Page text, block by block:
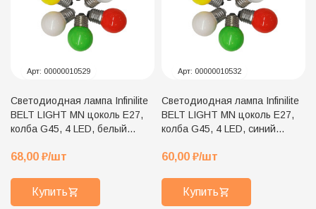
Арт: 00000010529
Светодиодная лампа Infinilite
BELT LIGHT MN цоколь E27,
колба G45, 4 LED, белый
цвет свечения
68,00 ₽/шт
Купить
Арт: 00000010532
Светодиодная лампа Infinilite
BELT LIGHT MN цоколь E27,
колба G45, 4 LED, синий
60,00 ₽/шт
Купить